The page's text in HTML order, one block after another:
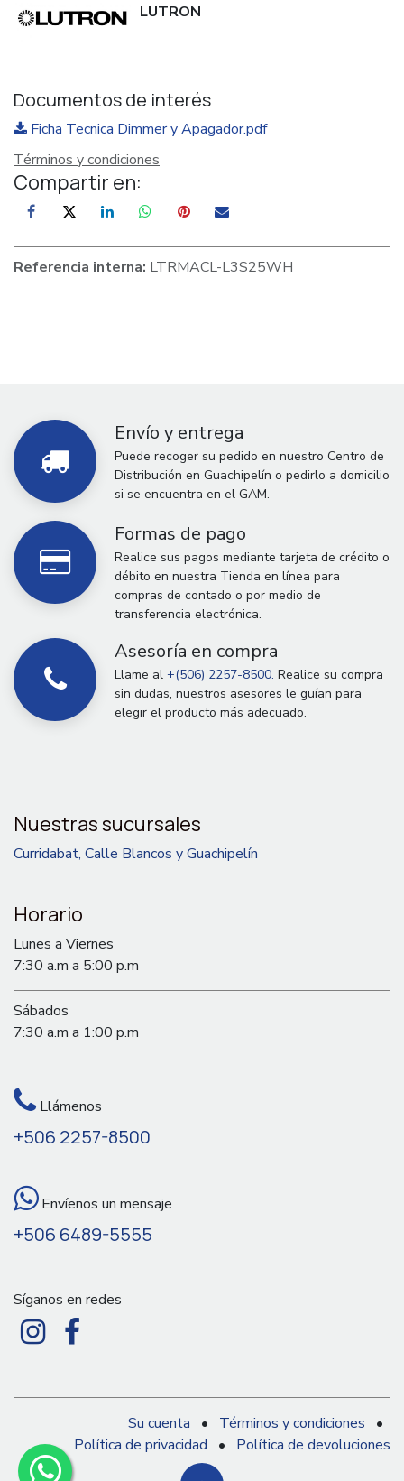
LUTRON
Documentos de interés
Ficha Tecnica Dimmer y Apagador.pdf
Términos y condiciones
Compartir en:
Referencia interna: LTRMACL-L3S25WH
Envío y entrega
Puede recoger su pedido en nuestro Centro de
Distribución en Guachipelín o pedirlo a domicilio
si se encuentra en el GAM.
Formas de pago
Realice sus pagos mediante tarjeta de crédito o
débito en nuestra Tienda en línea para
compras de contado o por medio de
transferencia electrónica.
Asesoría en compra
Llame al +(506) 2257-8500. Realice su compra
sin dudas, nuestros asesores le guían para
elegir el producto más adecuado.
Nuestras sucursales
Curridabat, Calle Blancos y Guachipelín
Horario
Lunes a Viernes
7:30 a.m a 5:00 p.m
Sábados
7:30 a.m a 1:00 p.m
Llámenos
+506 2257-8500
Envíenos un mensaje
+506 6489-5555
Síganos en redes
Su cuenta • Términos y condiciones
•
Política de privacidad
• Política de devoluciones